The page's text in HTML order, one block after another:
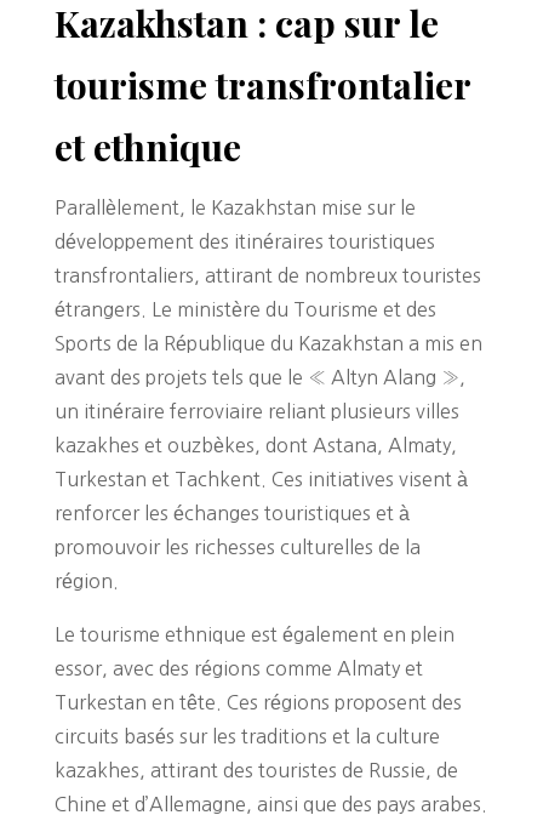
Kazakhstan : cap sur le
tourisme transfrontalier
et ethnique
Parallèlement, le Kazakhstan mise sur le
développement des itinéraires touristiques
transfrontaliers, attirant de nombreux touristes
étrangers. Le ministère du Tourisme et des
Sports de la République du Kazakhstan a mis en
avant des projets tels que le « Altyn Alang »,
un itinéraire ferroviaire reliant plusieurs villes
kazakhes et ouzbèkes, dont Astana, Almaty,
Turkestan et Tachkent. Ces initiatives visent à
renforcer les échanges touristiques et à
promouvoir les richesses culturelles de la
région.
Le tourisme ethnique est également en plein
essor, avec des régions comme Almaty et
Turkestan en tête. Ces régions proposent des
circuits basés sur les traditions et la culture
kazakhes, attirant des touristes de Russie, de
Chine et d’Allemagne, ainsi que des pays arabes.